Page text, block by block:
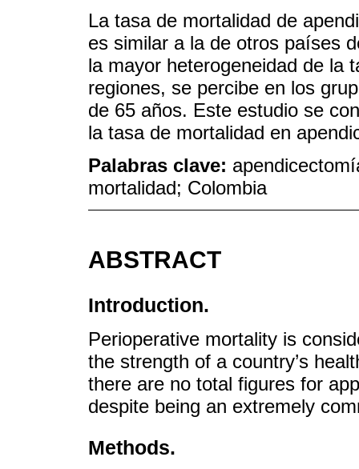
La tasa de mortalidad de
es similar a la de otros países
la mayor heterogeneidad de la
regiones, se percibe en los
de 65 años. Este estudio se
la tasa de mortalidad en
Palabras clave:
mortalidad; Colombia
ABSTRACT
Introduction.
Perioperative mortality is
the strength of a country’s
there are no total figures for
despite being an extremely
Methods.